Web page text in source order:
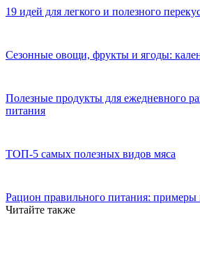
19 идей для легкого и полезного
Сезонные овощи, фрукты и ягоды:
Полезные продукты для ежедневного
питания
ТОП-5 самых полезных видов мяса
Рацион правильного питания:
Читайте также